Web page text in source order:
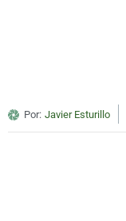
Por: Javier Esturillo